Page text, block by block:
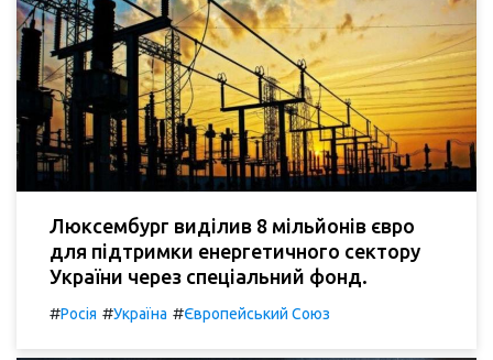
Люксембург виділив 8 мільйонів євро
для підтримки енергетичного сектору
України через спеціальний фонд.
#Росія #Україна #Європейський Союз